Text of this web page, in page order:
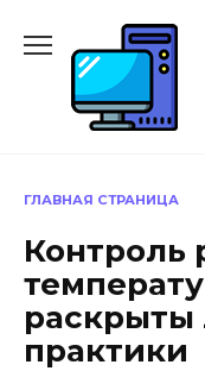
содержанию
ГЛАВНАЯ СТРАНИЦА
Контроль
практики